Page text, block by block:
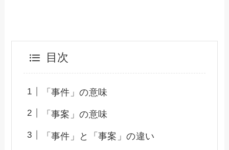
目次
「事件」の意味
「事案」の意味
「事件」と「事案」の違い